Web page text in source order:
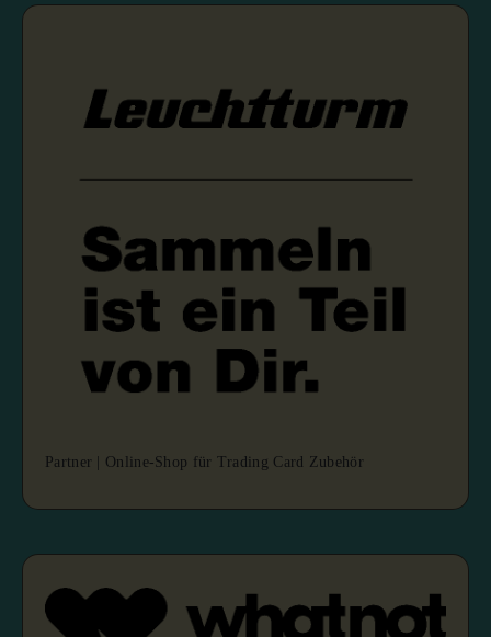
Partner | Online-Shop für Trading Card Zubehör